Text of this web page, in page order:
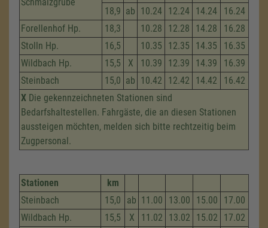
18,9 ab 10.24 12.24 14.24
16.24
Forellenhof Hp.
18,3 10.28 12.28 14.28
16.28
Stolln Hp.
16,5 10.35 12.35 14.35
16.35
Wildbach Hp.
15,5 X 10.39 12.39 14.39
16.39
Steinbach
15,0 ab 10.42 12.42 14.42
16.42
X Die gekennzeichneten Stationen sind
Bedarfshaltestellen. Fahrgäste, die an diesen Stationen
aussteigen möchten, melden sich bitte rechtzeitig beim
Zugpersonal.
Stationen
km
Steinbach
15,0 ab 11.00 13.00 15.00
17.00
Wildbach Hp.
15,5 X 11.02 13.02 15.02
17.02